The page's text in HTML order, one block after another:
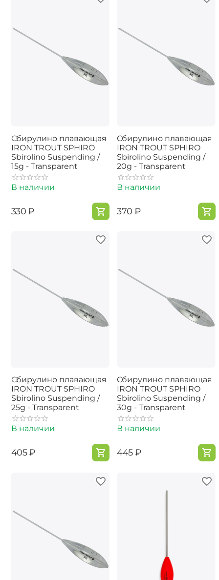
Сбирулино плавающая
IRON TROUT SPHIRO
Sbirolino Suspending /
15g - Transparent
В наличии
‍330‍ ₽
Сбирулино плавающая
IRON TROUT SPHIRO
Sbirolino Suspending /
20g - Transparent
В наличии
‍370‍ ₽
Сбирулино плавающая
IRON TROUT SPHIRO
Sbirolino Suspending /
25g - Transparent
В наличии
‍405‍₽
Сбирулино плавающая
IRON TROUT SPHIRO
Sbirolino Suspending /
30g - Transparent
В наличии
‍445‍₽